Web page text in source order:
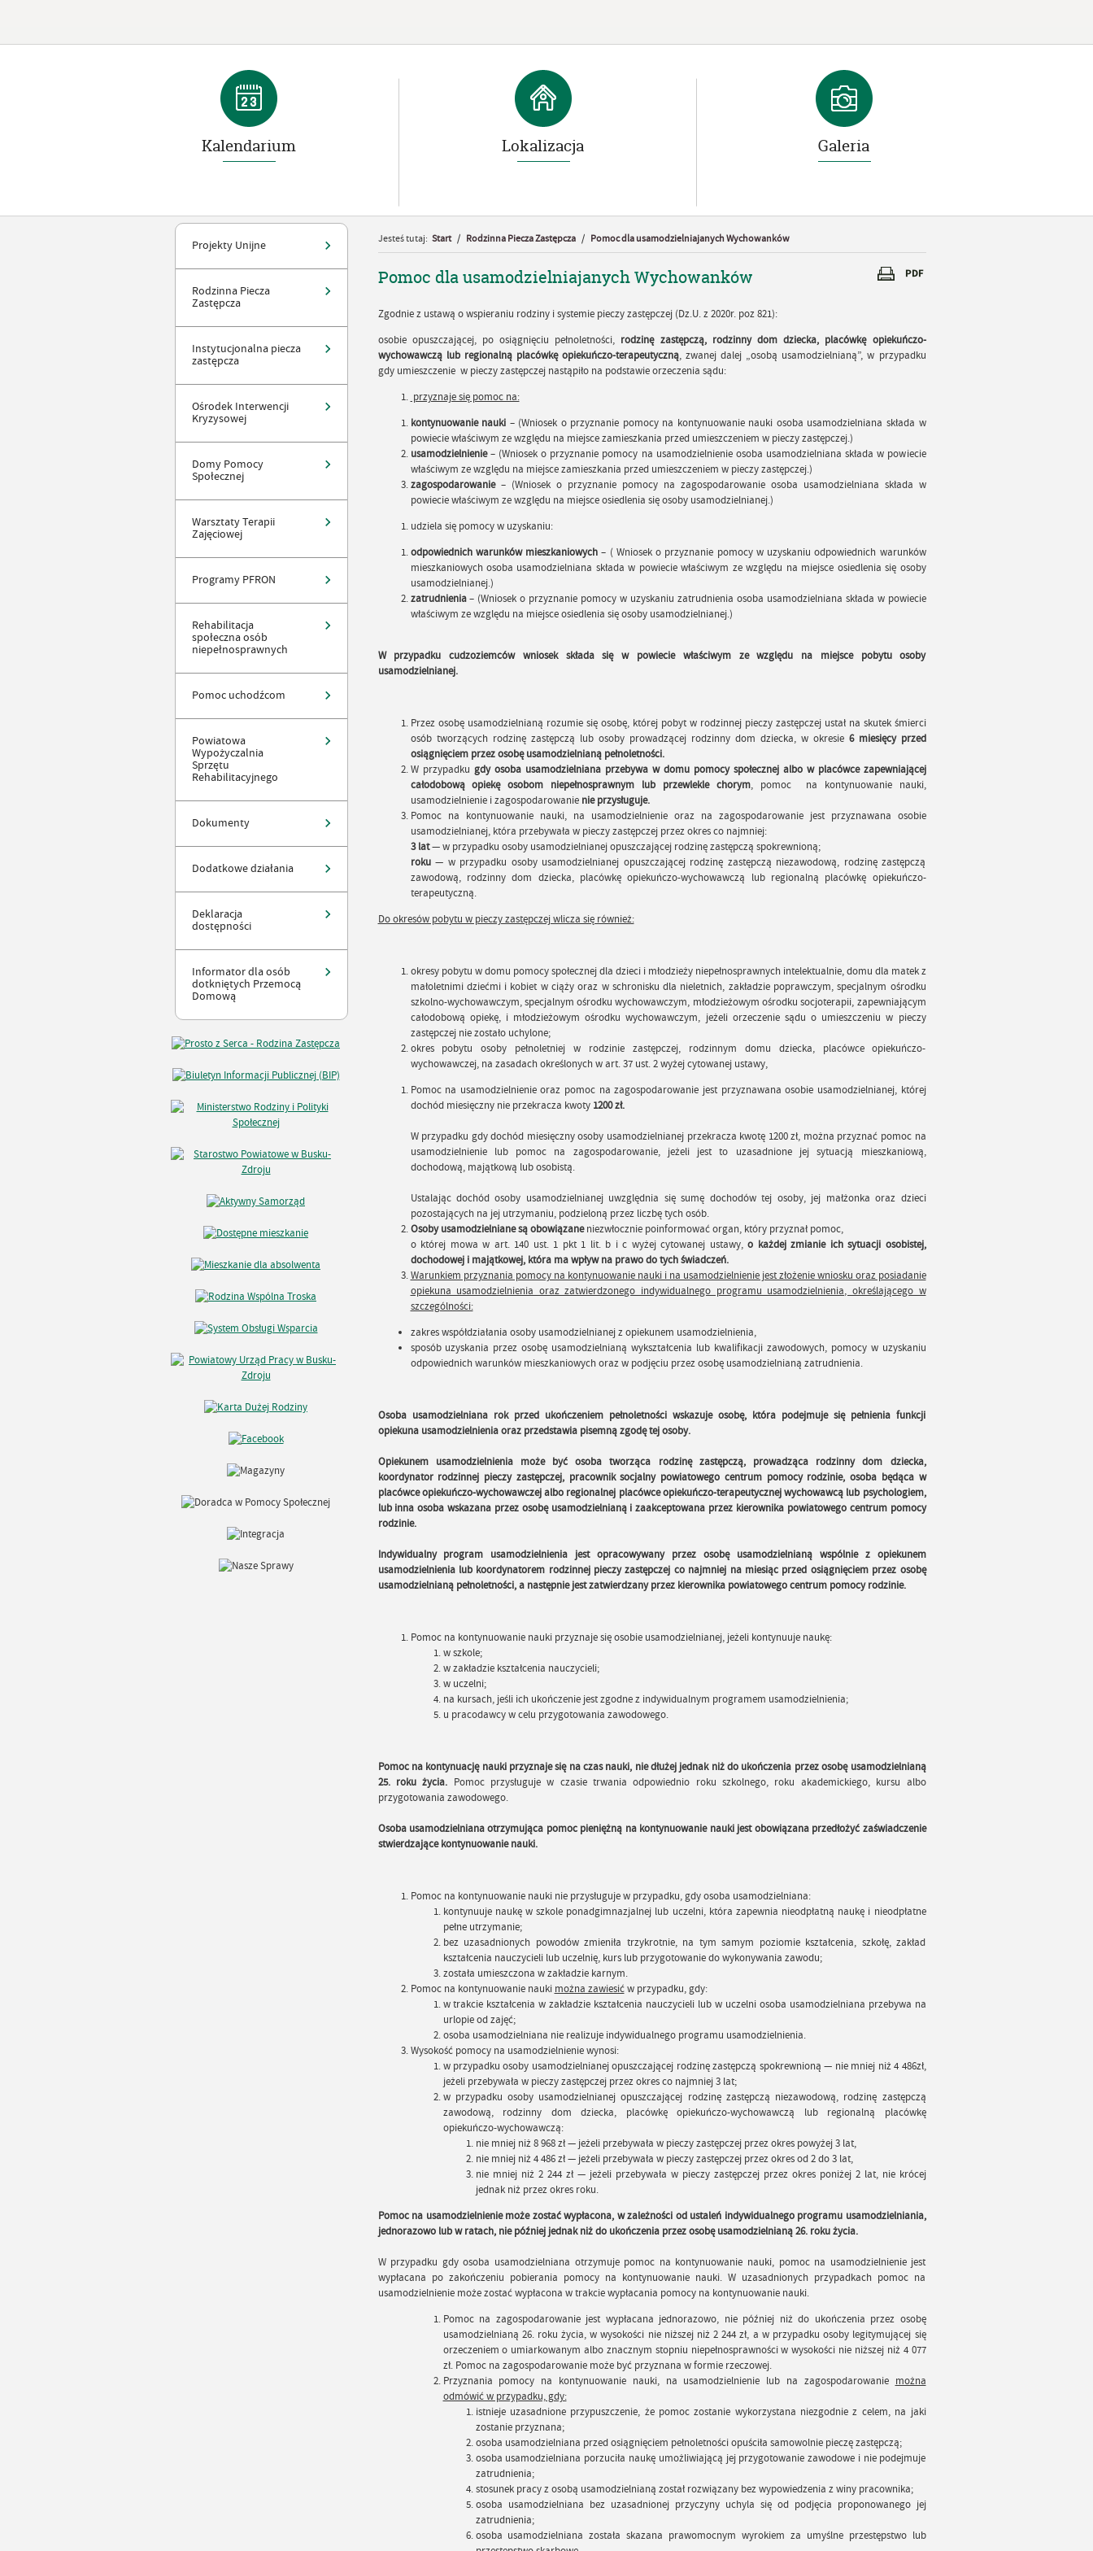
Kalendarium Lokalizacja Galeria
Projekty Unijne
Rodzinna Piecza
Zastępcza
Instytucjonalna piecza
zastępcza
Ośrodek Interwencji
Kryzysowej
Domy Pomocy
Społecznej
Warsztaty Terapii
Zajęciowej
Programy PFRON
Rehabilitacja
społeczna osób
niepełnosprawnych
Pomoc uchodźcom
Powiatowa
Wypożyczalnia
Sprzętu
Rehabilitacyjnego
Dokumenty
Dodatkowe działania
Deklaracja
dostępności
Informator dla osób
dotkniętych Przemocą
Domową
Jesteś tutaj: Start / Rodzinna Piecza Zastępcza / Pomoc dla usamodzielniajanych Wychowanków
Pomoc dla usamodzielniajanych Wychowanków
Zgodnie z ustawą o wspieraniu rodziny i systemie pieczy zastępczej (Dz.U. z 2020r. poz 821):
osobie opuszczającej, po osiągnięciu pełnoletności, rodzinę zastępczą, rodzinny dom dziecka, placówkę opiekuńczo-
wychowawczą lub regionalną placówkę opiekuńczo-terapeutyczną, zwanej dalej „osobą usamodzielnianą”, w przypadku
gdy umieszczenie w pieczy zastępczej nastąpiło na podstawie orzeczenia sądu:
przyznaje się pomoc na:
kontynuowanie nauki – (Wniosek o przyznanie pomocy na kontynuowanie nauki osoba usamodzielniana składa w
powiecie właściwym ze względu na miejsce zamieszkania przed umieszczeniem w pieczy zastępczej.)
usamodzielnienie– (Wniosek o przyznanie pomocy na usamodzielnienie osoba usamodzielniana składa w powiecie
właściwym ze względu na miejsce zamieszkania przed umieszczeniem w pieczy zastępczej.)
zagospodarowanie– (Wniosek o przyznanie pomocy na zagospodarowanie osoba usamodzielniana składa w
powiecie właściwym ze względu na miejsce osiedlenia się osoby usamodzielnianej.)
udziela się pomocy w uzyskaniu:
odpowiednich warunków mieszkaniowych – ( Wniosek o przyznanie pomocy w uzyskaniu odpowiednich warunków
mieszkaniowych osoba usamodzielniana składa w powiecie właściwym ze względu na miejsce osiedlenia się osoby
usamodzielnianej.)
zatrudnienia– (Wniosek o przyznanie pomocy w uzyskaniu zatrudnienia osoba usamodzielniana składa w powiecie
właściwym ze względu na miejsce osiedlenia się osoby usamodzielnianej.)
W przypadku cudzoziemców wniosek składa się w powiecie właściwym ze względu na miejsce pobytu osoby
usamodzielnianej.
Przez osobę usamodzielnianą rozumie się osobę, której pobyt w rodzinnej pieczy zastępczej ustał na skutek śmierci
osób tworzących rodzinę zastępczą lub osoby prowadzącej rodzinny dom dziecka, w okresie 6 miesięcy przed
osiągnięciem przez osobę usamodzielnianą pełnoletności.
W przypadku gdy osoba usamodzielniana przebywa w domu pomocy społecznej albo w placówce zapewniającej
całodobową opiekę osobom niepełnosprawnym lub przewlekle chorym, pomoc na kontynuowanie nauki,
usamodzielnienie i zagospodarowanie nie przysługuje.
Pomoc na kontynuowanie nauki, na usamodzielnienie oraz na zagospodarowanie jest przyznawana osobie
usamodzielnianej, która przebywała w pieczy zastępczej przez okres co najmniej:
3 lat— w przypadku osoby usamodzielnianej opuszczającej rodzinę zastępczą spokrewnioną;
roku— w przypadku osoby usamodzielnianej opuszczającej rodzinę zastępczą niezawodową, rodzinę zastępczą
zawodową, rodzinny dom dziecka, placówkę opiekuńczo-wychowawczą lub regionalną placówkę opiekuńczo-
terapeutyczną.
Do okresów pobytu w pieczy zastępczej wlicza się również:
okresy pobytu w domu pomocy społecznej dla dzieci i młodzieży niepełnosprawnych intelektualnie, domu dla matek z
małoletnimi dziećmi i kobiet w ciąży oraz w schronisku dla nieletnich, zakładzie poprawczym, specjalnym ośrodku
szkolno-wychowawczym, specjalnym ośrodku wychowawczym, młodzieżowym ośrodku socjoterapii, zapewniającym
całodobową opiekę, i młodzieżowym ośrodku wychowawczym, jeżeli orzeczenie sądu o umieszczeniu w pieczy
zastępczej nie zostało uchylone;
okres pobytu osoby pełnoletniej w rodzinie zastępczej, rodzinnym domu dziecka, placówce opiekuńczo-
wychowawczej, na zasadach określonych w art. 37 ust. 2 wyżej cytowanej ustawy,
Pomoc na usamodzielnienie oraz pomoc na zagospodarowanie jest przyznawana osobie usamodzielnianej, której
dochód miesięczny nie przekracza kwoty 1200 zł.
W przypadku gdy dochód miesięczny osoby usamodzielnianej przekracza kwotę 1200 zł, można przyznać pomoc na
usamodzielnienie lub pomoc na zagospodarowanie, jeżeli jest to uzasadnione jej sytuacją mieszkaniową,
dochodową, majątkową lub osobistą.
Ustalając dochód osoby usamodzielnianej uwzględnia się sumę dochodów tej osoby, jej małżonka oraz dzieci
pozostających na jej utrzymaniu, podzieloną przez liczbę tych osób.
Osoby usamodzielniane są obowiązaneniezwłocznie poinformować organ, który przyznał pomoc,
o której mowa w art. 140 ust. 1 pkt 1 lit. b i c wyżej cytowanej ustawy, o każdej zmianie ich sytuacji osobistej,
dochodowej i majątkowej, która ma wpływ na prawo do tych świadczeń.
Warunkiem przyznania pomocy na kontynuowanie nauki i na usamodzielnienie jest złożenie wniosku oraz posiadanie
opiekuna usamodzielnienia oraz zatwierdzonego indywidualnego programu usamodzielnienia, określającego w
szczególności:
zakres współdziałania osoby usamodzielnianej z opiekunem usamodzielnienia,
sposób uzyskania przez osobę usamodzielnianą wykształcenia lub kwalifikacji zawodowych, pomocy w uzyskaniu
odpowiednich warunków mieszkaniowych oraz w podjęciu przez osobę usamodzielnianą zatrudnienia.
Osoba usamodzielniana rok przed ukończeniem pełnoletności wskazuje osobę, która podejmuje się pełnienia funkcji
opiekuna usamodzielnienia oraz przedstawia pisemną zgodę tej osoby.
Opiekunem usamodzielnienia może być osoba tworząca rodzinę zastępczą, prowadząca rodzinny dom dziecka,
koordynator rodzinnej pieczy zastępczej, pracownik socjalny powiatowego centrum pomocy rodzinie, osoba będąca w
placówce opiekuńczo-wychowawczej albo regionalnej placówce opiekuńczo-terapeutycznej wychowawcą lub psychologiem,
lub inna osoba wskazana przez osobę usamodzielnianą i zaakceptowana przez kierownika powiatowego centrum pomocy
rodzinie.
Indywidualny program usamodzielnienia jest opracowywany przez osobę usamodzielnianą wspólnie z opiekunem
usamodzielnienia lub koordynatorem rodzinnej pieczy zastępczej co najmniej na miesiąc przed osiągnięciem przez osobę
usamodzielnianą pełnoletności, a następnie jest zatwierdzany przez kierownika powiatowego centrum pomocy rodzinie.
Pomoc na kontynuowanie nauki przyznaje się osobie usamodzielnianej, jeżeli kontynuuje naukę:
w szkole;
w zakładzie kształcenia nauczycieli;
w uczelni;
na kursach, jeśli ich ukończenie jest zgodne z indywidualnym programem usamodzielnienia;
u pracodawcy w celu przygotowania zawodowego.
Pomoc na kontynuację nauki przyznaje się na czas nauki, nie dłużej jednak niż do ukończenia przez osobę usamodzielnianą
25. roku życia. Pomoc przysługuje w czasie trwania odpowiednio roku szkolnego, roku akademickiego, kursu albo
przygotowania zawodowego.
Osoba usamodzielniana otrzymująca pomoc pieniężną na kontynuowanie nauki jest obowiązana przedłożyć zaświadczenie
stwierdzające kontynuowanie nauki.
Pomoc na kontynuowanie nauki nie przysługuje w przypadku, gdy osoba usamodzielniana:
kontynuuje naukę w szkole ponadgimnazjalnej lub uczelni, która zapewnia nieodpłatną naukę i nieodpłatne
pełne utrzymanie;
bez uzasadnionych powodów zmieniła trzykrotnie, na tym samym poziomie kształcenia, szkołę, zakład
kształcenia nauczycieli lub uczelnię, kurs lub przygotowanie do wykonywania zawodu;
została umieszczona w zakładzie karnym.
Pomoc na kontynuowanie nauki można zawiesićw przypadku, gdy:
w trakcie kształcenia w zakładzie kształcenia nauczycieli lub w uczelni osoba usamodzielniana przebywa na
urlopie od zajęć;
osoba usamodzielniana nie realizuje indywidualnego programu usamodzielnienia.
Wysokość pomocy na usamodzielnienie wynosi:
w przypadku osoby usamodzielnianej opuszczającej rodzinę zastępczą spokrewnioną — nie mniej niż 4 486zł,
jeżeli przebywała w pieczy zastępczej przez okres co najmniej 3 lat;
w przypadku osoby usamodzielnianej opuszczającej rodzinę zastępczą niezawodową, rodzinę zastępczą
zawodową, rodzinny dom dziecka, placówkę opiekuńczo-wychowawczą lub regionalną placówkę
opiekuńczo-wychowawczą:
nie mniej niż 8 968 zł — jeżeli przebywała w pieczy zastępczej przez okres powyżej 3 lat,
nie mniej niż 4 486 zł — jeżeli przebywała w pieczy zastępczej przez okres od 2 do 3 lat,
nie mniej niż 2 244 zł — jeżeli przebywała w pieczy zastępczej przez okres poniżej 2 lat, nie krócej
jednak niż przez okres roku.
Pomoc na usamodzielnienie może zostać wypłacona, w zależności od ustaleń indywidualnego programu usamodzielniania,
jednorazowo lub w ratach, nie później jednak niż do ukończenia przez osobę usamodzielnianą 26. roku życia.
W przypadku gdy osoba usamodzielniana otrzymuje pomoc na kontynuowanie nauki, pomoc na usamodzielnienie jest
wypłacana po zakończeniu pobierania pomocy na kontynuowanie nauki. W uzasadnionych przypadkach pomoc na
usamodzielnienie może zostać wypłacona w trakcie wypłacania pomocy na kontynuowanie nauki.
Pomoc na zagospodarowanie jest wypłacana jednorazowo, nie później niż do ukończenia przez osobę
usamodzielnianą 26. roku życia, w wysokości nie niższej niż 2 244 zł, a w przypadku osoby legitymującej się
orzeczeniem o umiarkowanym albo znacznym stopniu niepełnosprawności w wysokości nie niższej niż 4 077
zł. Pomoc na zagospodarowanie może być przyznana w formie rzeczowej.
Przyznania pomocy na kontynuowanie nauki, na usamodzielnienie lub na zagospodarowanie można
odmówić w przypadku, gdy:
istnieje uzasadnione przypuszczenie, że pomoc zostanie wykorzystana niezgodnie z celem, na jaki
zostanie przyznana;
osoba usamodzielniana przed osiągnięciem pełnoletności opuściła samowolnie pieczę zastępczą;
osoba usamodzielniana porzuciła naukę umożliwiającą jej przygotowanie zawodowe i nie podejmuje
zatrudnienia;
stosunek pracy z osobą usamodzielnianą został rozwiązany bez wypowiedzenia z winy pracownika;
osoba usamodzielniana bez uzasadnionej przyczyny uchyla się od podjęcia proponowanego jej
zatrudnienia;
osoba usamodzielniana została skazana prawomocnym wyrokiem za umyślne przestępstwo lub